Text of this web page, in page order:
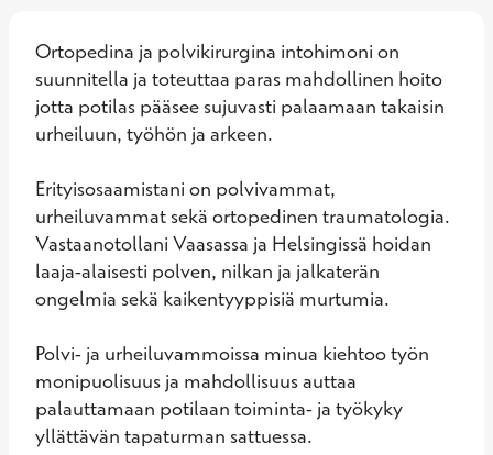
Ortopedina ja polvikirurgina intohimoni on
suunnitella ja toteuttaa paras mahdollinen hoito
jotta potilas pääsee sujuvasti palaamaan takaisin
urheiluun, työhön ja arkeen.
Erityisosaamistani on polvivammat,
urheiluvammat sekä ortopedinen traumatologia.
Vastaanotollani Vaasassa ja Helsingissä hoidan
laaja-alaisesti polven, nilkan ja jalkaterän
ongelmia sekä kaikentyyppisiä murtumia.
Polvi- ja urheiluvammoissa minua kiehtoo työn
monipuolisuus ja mahdollisuus auttaa
palauttamaan potilaan toiminta- ja työkyky
yllättävän tapaturman sattuessa.